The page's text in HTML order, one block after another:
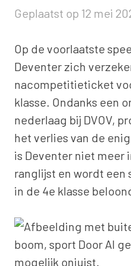
Geplaatst op 12 mei
Op de voorlaatste
Deventer zich
nacompetitieticket
klasse. Ondanks een
nederlaag bij DVOV,
het verlies van de
is Deventer niet meer
ranglijst en wordt een
in de 4e klasse